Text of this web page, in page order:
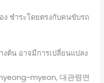
ง ชำระโดยตรงกับคนขับรถ
งต้น อาจมีการเปลี่ยนแปลง
myeon, 대관령면